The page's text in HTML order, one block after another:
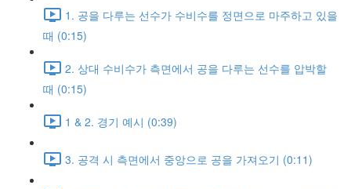
1. 공을 다루는 선수가 수비수를 정면으로 마주하고 있을
때 (0:15)
2. 상대 수비수가 측면에서 공을 다루는 선수를 압박할
때 (0:15)
1 & 2. 경기 예시 (0:39)
3. 공격 시 측면에서 중앙으로 공을 가져오기 (0:11)